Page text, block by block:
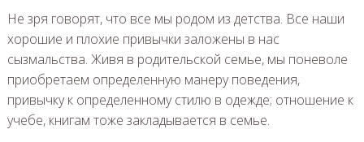
Не зря говорят, что все мы родом из детства. Все наши
хорошие и плохие привычки заложены в нас
сызмальства. Живя в родительской семье, мы поневоле
приобретаем определенную манеру поведения,
привычку к определенному стилю в одежде; отношение к
учебе, книгам тоже закладывается в семье.